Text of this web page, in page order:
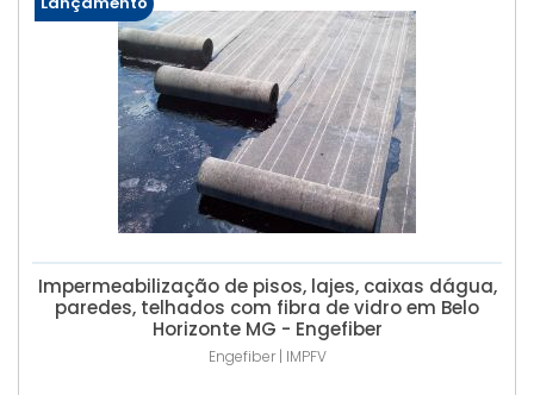
Impermeabilização de pisos, lajes, caixas dágua,
paredes, telhados com fibra de vidro em Belo
Horizonte MG - Engefiber
Engefiber | IMPFV